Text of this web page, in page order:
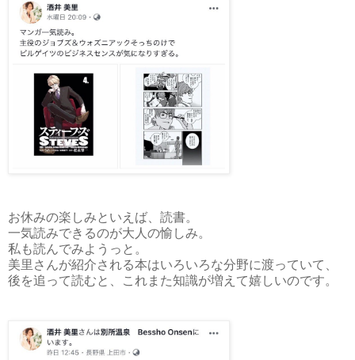
お休みの楽しみといえば、読書。
一気読みできるのが大人の愉しみ。
私も読んでみようっと。
美里さんが紹介される本はいろいろな分野に渡っていて、
後を追って読むと、これまた知識が増えて嬉しいのです。